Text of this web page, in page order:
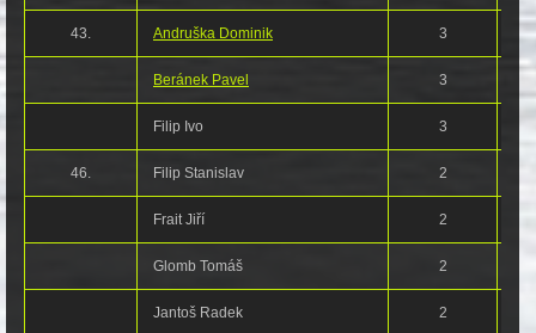
43. Andruška Dominik 3
Beránek Pavel 3
Filip Ivo 3
46. Filip Stanislav 2
Frait Jiří 2
Glomb Tomáš 2
Jantoš Radek 2